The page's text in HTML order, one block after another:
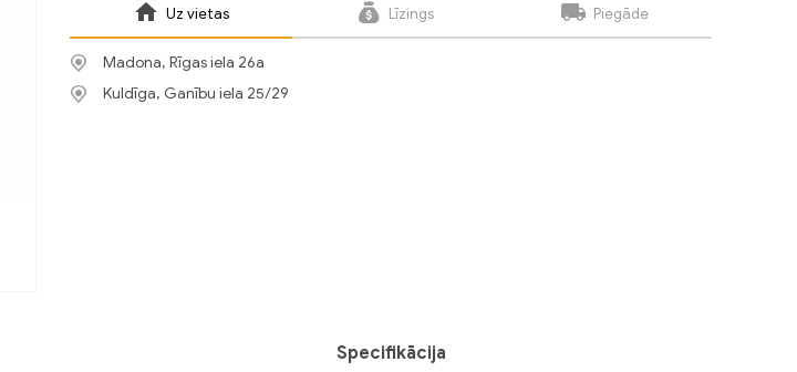
Uz vietas Līzings Piegāde
Madona, Rīgas iela 26a
Kuldīga, Ganību iela 25/29
Specifikācija